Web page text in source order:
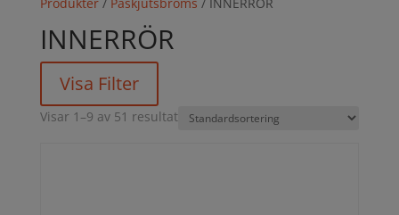
INNERRÖR
Visa Filter
Visar 1–9 av 51 resultat